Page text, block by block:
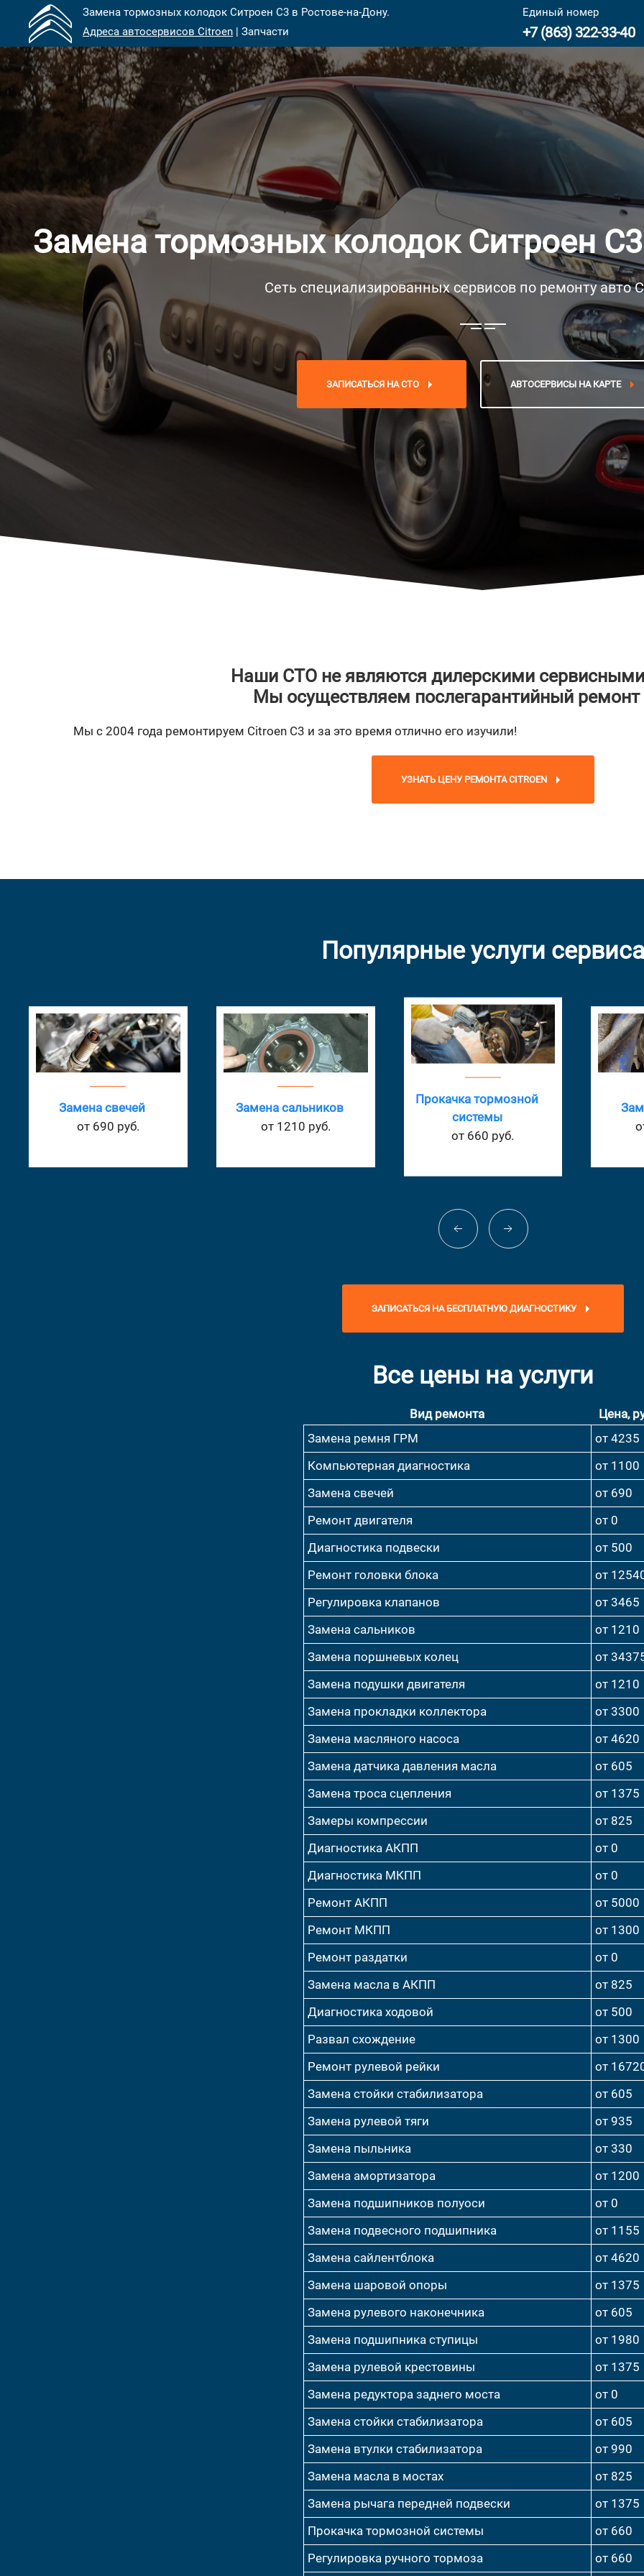
Замена тормозных колодок Ситроен С3 в Ростове-на-Дону.
Адреса автосервисов Citroen | Запчасти
Единый номер
+7 (863) 322-33-40
Замена тормозных колодок Ситроен
Сеть специализированных сервисов по ремонту авто
ЗАПИСАТЬСЯ НА СТО АВТОСЕРВИСЫ НА КАРТЕ
Наши СТО не являются дилерскими
Мы осуществляем послегарантийный ремонт
Мы с 2004 года ремонтируем Citroen C3 и за это время отлично его изучили!
УЗНАТЬ ЦЕНУ РЕМОНТА CITROEN
Популярные услуги
Замена сальников
от 1210 руб.
системы
от 660 руб.
Замена помпы
от 1155 руб.
ЗАПИСАТЬСЯ НА БЕСПЛАТНУЮ ДИАГНОСТИКУ
Все цены на услуги
Вид ремонта
Цена,
Замена ремня ГРМ
от 4235
Компьютерная диагностика
от 1100
Замена свечей
от 690
Ремонт двигателя
от 0
Диагностика подвески
от 500
Ремонт головки блока
от
Регулировка клапанов
от 3465
Замена сальников
от 1210
Замена поршневых колец
от
Замена подушки двигателя
от 1210
Замена прокладки коллектора
от 3300
Замена масляного насоса
от 4620
Замена датчика давления масла
от 605
Замена троса сцепления
от 1375
Замеры компрессии
от 825
Диагностика АКПП
от 0
Диагностика МКПП
от 0
Ремонт АКПП
от 5000
Ремонт МКПП
от 1300
Ремонт раздатки
от 0
Замена масла в АКПП
от 825
Диагностика ходовой
от 500
Развал схождение
от 1300
Ремонт рулевой рейки
от
Замена стойки стабилизатора
от 605
Замена рулевой тяги
от 935
Замена пыльника
от 330
Замена амортизатора
от 1200
Замена подшипников полуоси
от 0
Замена подвесного подшипника
от 1155
Замена сайлентблока
от 4620
Замена шаровой опоры
от 1375
Замена рулевого наконечника
от 605
Замена подшипника ступицы
от 1980
Замена рулевой крестовины
от 1375
Замена редуктора заднего моста
от 0
Замена стойки стабилизатора
от 605
Замена втулки стабилизатора
от 990
Замена масла в мостах
от 825
Замена рычага передней подвески
от 1375
Прокачка тормозной системы
от 660
Регулировка ручного тормоза
от 660